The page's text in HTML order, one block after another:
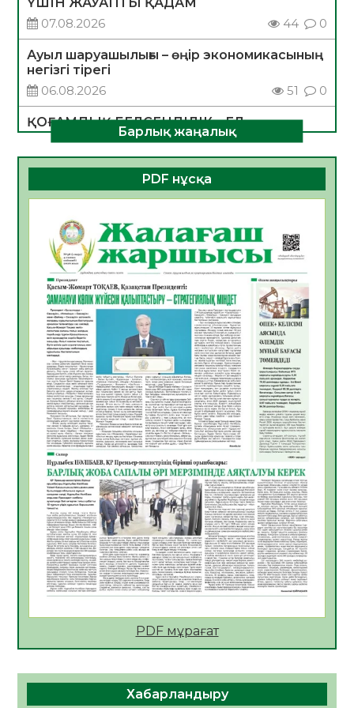
ҮШІН ЖАУАПТЫ ҚАДАМ
07.08.2026
44 0
Ауыл шаруашылығы – өңір экономикасының
негізгі тірегі
06.08.2026
51 0
ҚОҒАМДЫҚ БЕЛСЕНДІЛІК – ЕЛ
ДАМУЫНЫҢ НЕГІЗІ
06.08.2026
49 0
ҚҰРЫЛТАЙ САЙЛАУЫ – БОЛАШАҚҚА
06.08.2026
Инфекциялық ауруларға қарсы иммундау
жұмыстарының тиімділігі
06.08.2026
53
Көкжөтел ауруы туралы
06.08.2026
51
АПВ вакцинасы туралы мәлімет
06.08.2026
49
Open Air: Қызылорда облысы полиция
департаменті 20 мыңнан астам
көрерменнің қауіпсіздігін қамтамасыз етті
06.08.2026
62
ҚЫЗЫЛОРДАДА «САНАЛЫ ҰРПАҚ –
ЖАРҚЫН БОЛАШАҚ» АТТЫ КЕҢЕЙТІЛГЕН
МӘЖІЛІС ӨТТІ
05.08.2026
63
Қазақстан Орталық Азиядағы көшуге ең
азаматтың міндеті
Барлық жаңалық
PDF нұсқа
PDF мұрағат
Хабарландыру